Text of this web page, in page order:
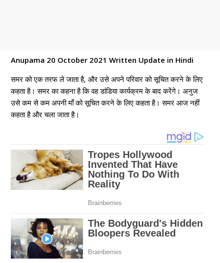
Anupama 20 October 2021 Written Update in Hindi
समर को एक तरफ ले जाता है, और उसे अपने परिवार को सूचित करने के लिए
कहता है। समर का कहना है कि वह डांडिया कार्यक्रम के बाद करेंगे। अनुज
उसे कम से कम अपनी माँ को सूचित करने के लिए कहता है। समर आज नहीं
कहता है और चला जाता है।